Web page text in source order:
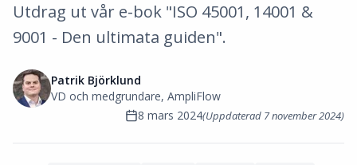
Utdrag ut vår e-bok "ISO 45001, 14001 &
9001 - Den ultimata guiden".
Patrik Björklund
VD och medgrundare, AmpliFlow
8 mars 2024(Uppdaterad 7 november 2024)